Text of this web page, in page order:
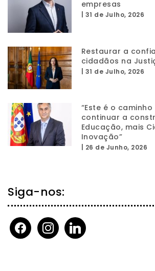
empresas
31 de Julho, 2026
Restaurar a
cidadãos na
31 de Julho, 2026
“Este é o
continuar a
Educação, mais
Inovação”
26 de Junho, 2026
Siga-nos:
facebookinstagramlinkedin